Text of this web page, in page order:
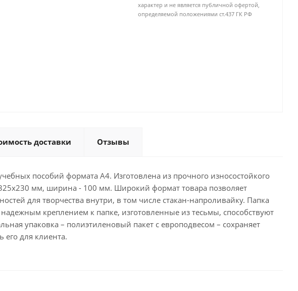
характер и не является публичной офертой,
определяемой положениями ст.437 ГК РФ
доставки Отзывы
пособий формата А4. Изготовлена из прочного износостойкого
мм, ширина - 100 мм. Широкий формат товара позволяет
для творчества внутри, в том числе стакан-напроливайку. Папка
креплением к папке, изготовленные из тесьмы, способствуют
упаковка – полиэтиленовый пакет с европодвесом – сохраняет
его для клиента.